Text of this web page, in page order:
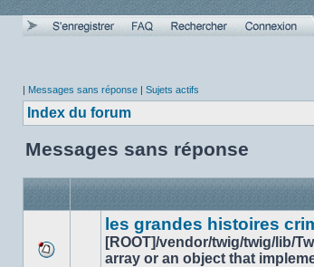
| Messages sans réponse | Sujets actifs
Index du forum
Messages sans réponse
les grandes histoires
[ROOT]/vendor/twig/twig/lib/
array or an object that